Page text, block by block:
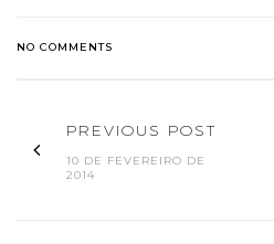
NO COMMENTS
PREVIOUS POST
10 DE FEVEREIRO DE
2014